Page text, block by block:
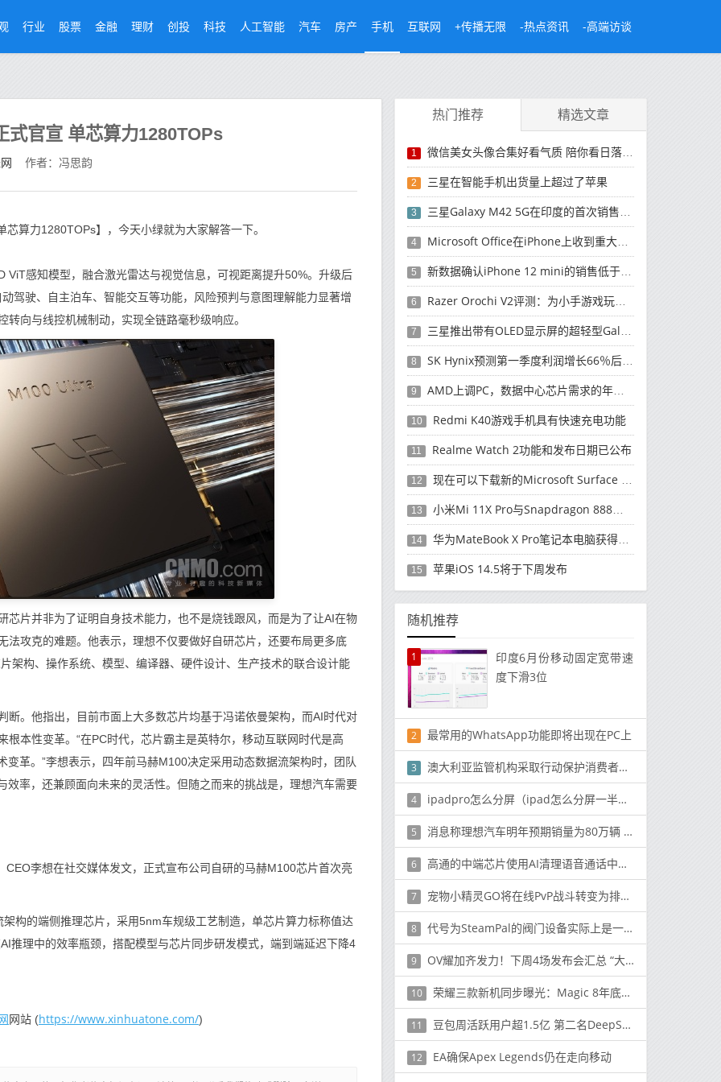
行业 股票 金融 理财 创投 科技 人工智能 汽车 房产 手机 互联网 +传播无限 -热点资讯 -高端访谈
式官宣 单芯算力1280TOPs
作者：冯思韵
算力1280TOPs】，今天小绿就为大家解答一下。
感知模型，融合激光雷达与视觉信息，可视距离提升50%。升级后
驾驶、自主泊车、智能交互等功能，风险预判与意图理解能力显著增
向与线控机械制动，实现全链路毫秒级响应。
并非为了证明自身技术能力，也不是烧钱跟风，而是为了让AI在物
法攻克的难题。他表示，理想不仅要做好自研芯片，还要布局更多底
架构、操作系统、模型、编译器、硬件设计、生产技术的联合设计能
他指出，目前市面上大多数芯片均基于冯诺依曼架构，而AI时代对
本性变革。“在PC时代，芯片霸主是英特尔，移动互联网时代是高
革。”李想表示，四年前马赫M100决定采用动态数据流架构时，团队
率，还兼顾面向未来的灵活性。但随之而来的挑战是，理想汽车需要
李想在社交媒体发文，正式宣布公司自研的马赫M100芯片首次亮
的端侧推理芯片，采用5nm车规级工艺制造，单芯片算力标称值达
推理中的效率瓶颈，搭配模型与芯片同步研发模式，端到端延迟下降4
网站 (https://www.xinhuatone.com/)
热门推荐 精选文章
1 微信美女头像合集好看气质 陪你看日落的人比日落更浪漫
2 三星在智能手机出货量上超过了苹果
3 三星Galaxy M42 5G在印度的首次销售将于今晚开始
4 Microsoft Office在iPhone上收到重大更新
5 新数据确认iPhone 12 mini的销售低于预期
6 Razer Orochi V2评测：为小手游戏玩家设计的鼠标
7 三星推出带有OLED显示屏的超轻型Galaxy Book Pro和Galaxy Book Pro 360笔记本电脑
8 SK Hynix预测第一季度利润增长66％后，对芯片的需求将增强
9 AMD上调PC，数据中心芯片需求的年度收入预测
10 Redmi K40游戏手机具有快速充电功能
11 Realme Watch 2功能和发布日期已公布
12 现在可以下载新的Microsoft Surface Duo更新
13 小米Mi 11X Pro与Snapdragon 888处理器一起发布
14 华为MateBook X Pro笔记本电脑获得全新升级
15 苹果iOS 14.5将于下周发布
随机推荐
1
印度6月份移动固定宽带速
度下滑3位
2 最常用的WhatsApp功能即将出现在PC上
3 澳大利亚监管机构采取行动保护消费者免受Google Facebook影响
4 ipadpro怎么分屏（ipad怎么分屏一半一半）
5 消息称理想汽车明年预期销量为80万辆 这么有信心？
6 高通的中端芯片使用AI清理语音通话中的音频
7 宠物小精灵GO将在线PvP战斗转变为排名联盟
8 代号为SteamPal的阀门设备实际上是一台类似任天堂Switch的一体机，可能在2021年底问世
9 OV耀加齐发力！下周4场发布会汇总 “大乱斗”模式拉开
10 荣耀三款新机同步曝光：Magic 8年底发 还有小平板
11 豆包周活跃用户超1.5亿 第二名DeepSeek仅8156万
12 EA确保Apex Legends仍在走向移动